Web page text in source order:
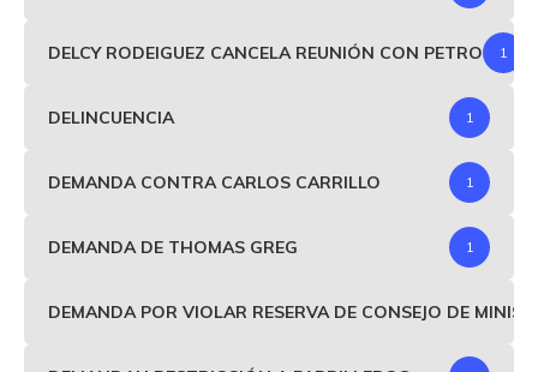
DELCY RODEIGUEZ CANCELA REUNIÓN CON PETRO 1
DELINCUENCIA 1
DEMANDA CONTRA CARLOS CARRILLO 1
DEMANDA DE THOMAS GREG 1
DEMANDA POR VIOLAR RESERVA DE CONSEJO DE